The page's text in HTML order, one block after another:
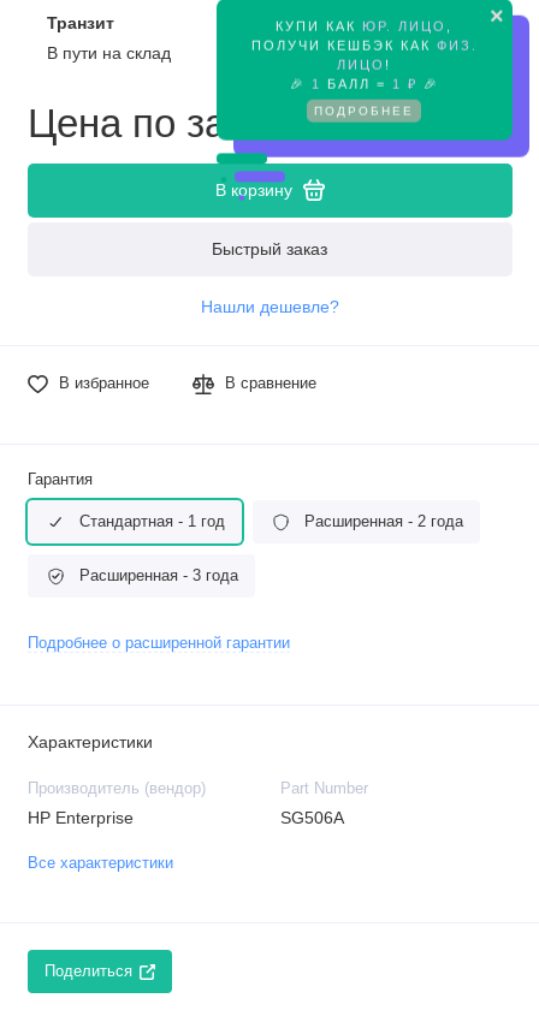
×
КУПИ КАК ЮР. ЛИЦО
ПОЛУЧИ КЕШБЭК КАК ФИЗ.
ЛИЦО !
🎉 1 БАЛЛ = 1 ₽ 🎉
ПОДРОБНЕЕ
Транзит
Предзаказ
В пути на склад
Цена по запросу
В корзину
Быстрый заказ
Нашли дешевле?
В избранное В сравнение
Гарантия
Стандартная - 1 год Расширенная - 2 года
Расширенная - 3 года
Подробнее о расширенной гарантии
Характеристики
Производитель (вендор)
HP Enterprise
Part Number
SG506A
Все характеристики
Поделиться